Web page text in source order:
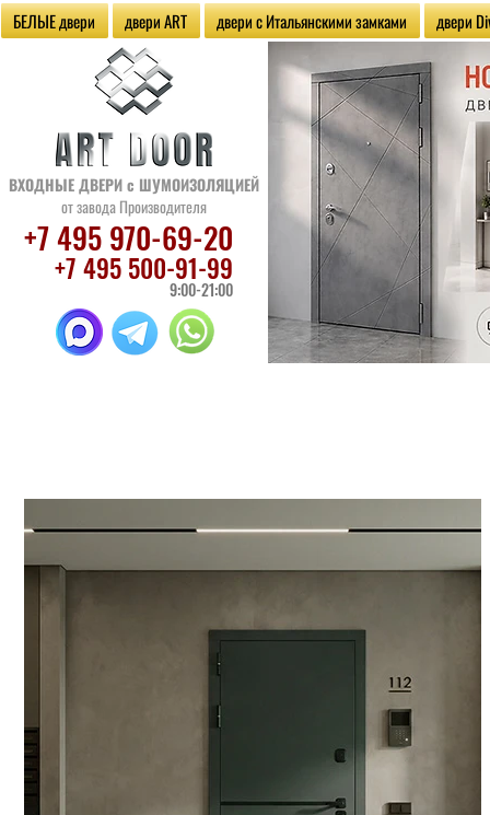
БЕЛЫЕ двери двери ART двери с Итальянскими замками двери
ВХОДНЫЕ ДВЕРИс ШУМОИЗОЛЯЦИЕЙ
от завода Производителя
+7 495 970-69-20
+7 495 500-91-99
9:00-21:00